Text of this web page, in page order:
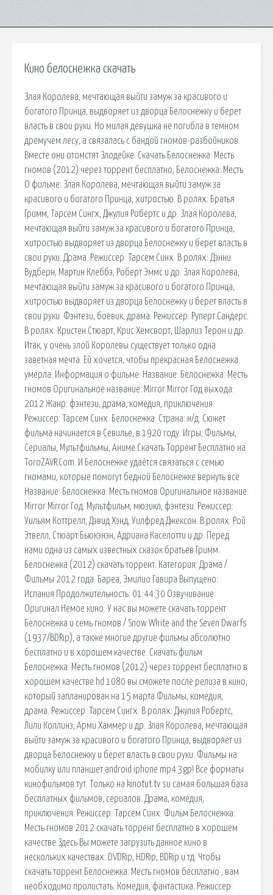
Кино белоснежка скачать
Злая Королева, мечтающая выйти замуж за красивого и
богатого Принца, выдворяет из дворца Белоснежку и берет
власть в свои руки. Но милая девушка не погибла в темном
дремучем лесу, а связалась с бандой гномов-разбойников.
Вместе они отомстят Злодейке. Скачать Белоснежка: Месть
гномов (2012) через торрент бесплатно, Белоснежка: Месть
О фильме: Злая Королева, мечтающая выйти замуж за
красивого и богатого Принца, хитростью. В ролях: Братья
Гримм, Тарсем Сингх, Джулия Робертс и др. Злая Королева,
мечтающая выйти замуж за красивого и богатого Принца,
хитростью выдворяет из дворца Белоснежку и берет власть в
свои руки. Драма. Режиссер: Тарсем Синх. В ролях: Дэнни
Вудберн, Мартин Клеббэ, Роберт Эммс и др. Злая Королева,
мечтающая выйти замуж за красивого и богатого Принца,
хитростью выдворяет из дворца Белоснежку и берет власть в
свои руки. Фэнтези, боевик, драма. Режиссер: Руперт Сандерс.
В ролях: Кристен Стюарт, Крис Хемсворт, Шарлиз Терон и др.
Итак, у очень злой Королевы существует только одна
заветная мечта. Ей хочется, чтобы прекрасная Белоснежка
умерла. Информация о фильме: Название: Белоснежка: Месть
гномов Оригинальное название: Mirror Mirror Год выхода:
2012 Жанр: фэнтези, драма, комедия, приключения
Режиссер: Тарсем Синх. Белоснежка. Страна: н/д. Сюжет
фильма начинается в Севилье, в 1920 году. Игры, Фильмы,
Сериалы, Мультфильмы, Аниме Скачать Торрент Бесплатно на
ToroZAVR.Com. И Белоснежке удаётся связаться с семью
гномами, которые помогут бедной Белоснежке вернуть все
Название: Белоснежка: Месть гномов Оригинальное название:
Mirror Mirror Год. Мультфильм, мюзикл, фэнтези. Режиссер:
Уильям Коттрелл, Дэвид Хэнд, Уилфред Джексон. В ролях: Рой
Этвелл, Стюарт Бьюкэнэн, Адриана Каселотти и др. Перед
нами одна из самых известных сказок братьев Гримм.
Белоснежка (2012) скачать торрент. Категория: Драма /
Фильмы 2012 года. Бареа, Эмилио Гавира Выпущено:
Испания Продолжительность: 01:44:30 Озвучивание:
Оригинал Немое кино. У нас вы можете скачать торрент
Белоснежка и семь гномов / Snow White and the Seven Dwarfs
(1937/BDRip), а также многие другие фильмы абсолютно
бесплатно и в хорошем качестве. Скачать фильм
Белоснежка: Месть гномов (2012) через торрент бесплатно в
хорошем качестве hd 1080 вы сможете после релиза в кино,
который запланирован на 15 марта Фильмы, комедия,
драма. Режиссер: Тарсем Сингх. В ролях: Джулия Робертс,
Лили Коллинз, Арми Хаммер и др. Злая Королева, мечтающая
выйти замуж за красивого и богатого Принца, выдворяет из
дворца Белоснежку и берет власть в свои руки. Фильмы на
мобилку или планшет android iphone mp4 3gp! Все форматы
кинофильмов тут. Только на kinotut.tv su самая большая база
бесплатных фильмов, сериалов. Драма, комедия,
приключения. Режиссер: Тарсем Синх. Фильм Белоснежка:
Месть гномов 2012 скачать торрент бесплатно в хорошем
качестве Здесь Вы можете загрузить данное кино в
нескольких качествах: DVDRip, HDRip, BDRip и тд. Чтобы
скачать торрент Белоснежка: Месть гномов бесплатно , вам
необходимо пролистать. Комедия, фантастика. Режиссер: